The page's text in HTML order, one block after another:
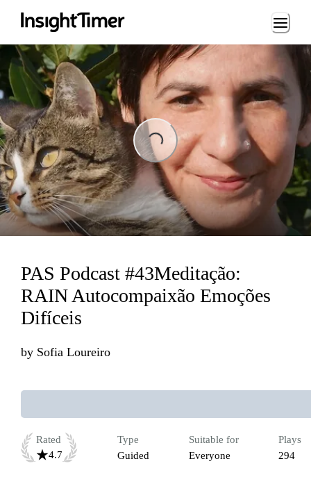
Loading...
Loading...
PAS Podcast #43Meditação:
RAIN Autocompaixão Emoções
Difíceis
by Sofia Loureiro
Rated
4.7
Type
Guided
Suitable for
Everyone
Plays
294